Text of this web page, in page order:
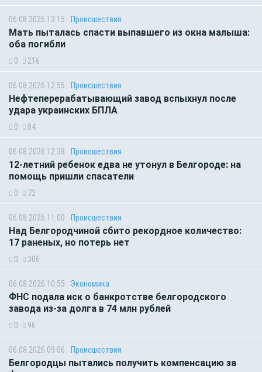
06.08.2026 13:15 Происшествия
Мать пыталась спасти выпавшего из окна малыша:
оба погибли
0 216
06.08.2026 12:55 Происшествия
Нефтеперерабатывающий завод вспыхнул после
удара украинских БПЛА
0 84
06.08.2026 12:38 Происшествия
12-летний ребенок едва не утонул в Белгороде: на
помощь пришли спасатели
0 72
06.08.2026 11:00 Происшествия
Над Белгородчиной сбито рекордное количество:
17 раненых, но потерь нет
0 306
06.08.2026 10:55 Экономика
ФНС подала иск о банкротстве белгородского
завода из-за долга в 74 млн рублей
0 96
06.08.2026 09:06 Происшествия
Белгородцы пытались получить компенсацию за